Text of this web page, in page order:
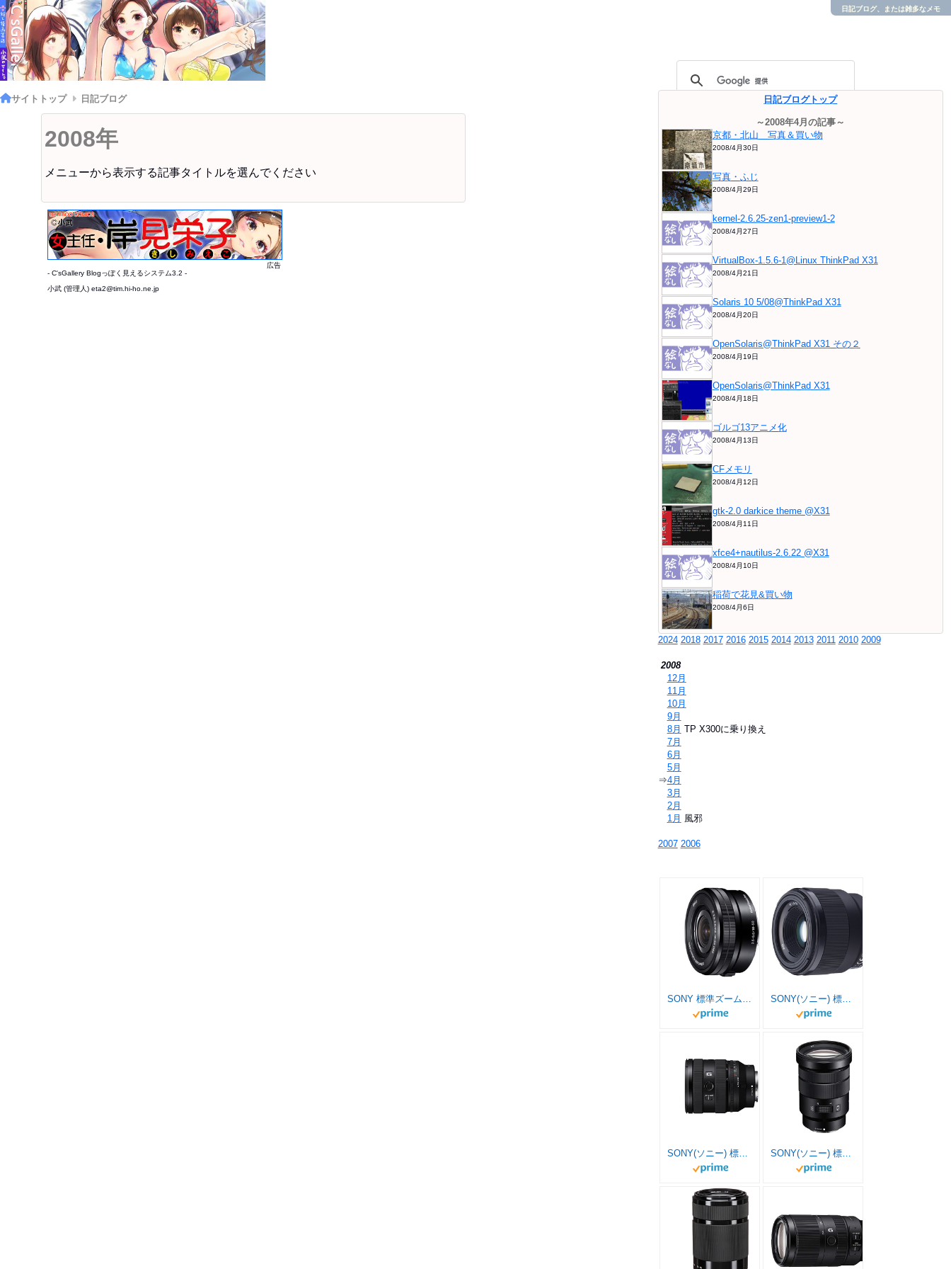
日記ブログ、または雑多なメモ
サイトトップ 日記ブログ
2008年
メニューから表示する記事タイトルを選んでください
日記ブログトップ
～2008年4月の記事～
京都・北山 写真＆買い物
2008/4月30日
写真・ふじ
2008/4月29日
kernel-2.6.25-zen1-preview1-2
2008/4月27日
VirtualBox-1.5.6-1@Linux ThinkPad X31
2008/4月21日
Solaris 10 5/08@ThinkPad X31
2008/4月20日
OpenSolaris@ThinkPad X31 その２
2008/4月19日
OpenSolaris@ThinkPad X31
2008/4月18日
ゴルゴ13アニメ化
2008/4月13日
CFメモリ
2008/4月12日
gtk-2.0 darkice theme @X31
2008/4月11日
xfce4+nautilus-2.6.22 @X31
2008/4月10日
稲荷で花見&買い物
2008/4月6日
2024 2018 2017 2016 2015 2014 2013 2011 2010 2009
2008
12月
11月
10月
9月
8月 TP X300に乗り換え
7月
6月
5月
⇒4月
3月
2月
1月 風邪
2007 2006
SONY 標準ズームレンズ E PZ 16-50mm F3.5-5.6 OSS ソニー Eマウント用 APS-C専用 SELP1650 SONY(ソニー) 標準単焦点レンズ フルサイズ FE 50mm F1.8 デジタル一眼カメラα[Eマウント]用 純正レンズ SEL50F18F
SONY(ソニー) 標準ズームレンズ フルサイズ FE 20-70mm F4 G Gレンズ デジタル一眼カメラα[Eマウント]用 純正レンズ SEL2070G SONY(ソニー) 標準ズームレンズ APS-C E PZ 18-105mm F4 G OSS Gレンズ デジタル一眼カメラα[Eマウント]用 純正レンズ SELP18105G
広告
- C'sGallery Blogっぽく見えるシステム3.2 -
小武 (管理人) eta2@tim.hi-ho.ne.jp